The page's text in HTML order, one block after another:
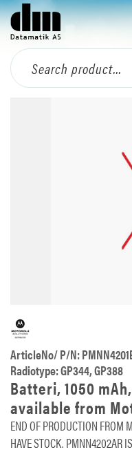
ArticleNo/ P/N:
Radiotype: GP344, GP388
Batteri, 1050
available from
END OF PRODUCTION FROM
HAVE STOCK. PMNN4202AR